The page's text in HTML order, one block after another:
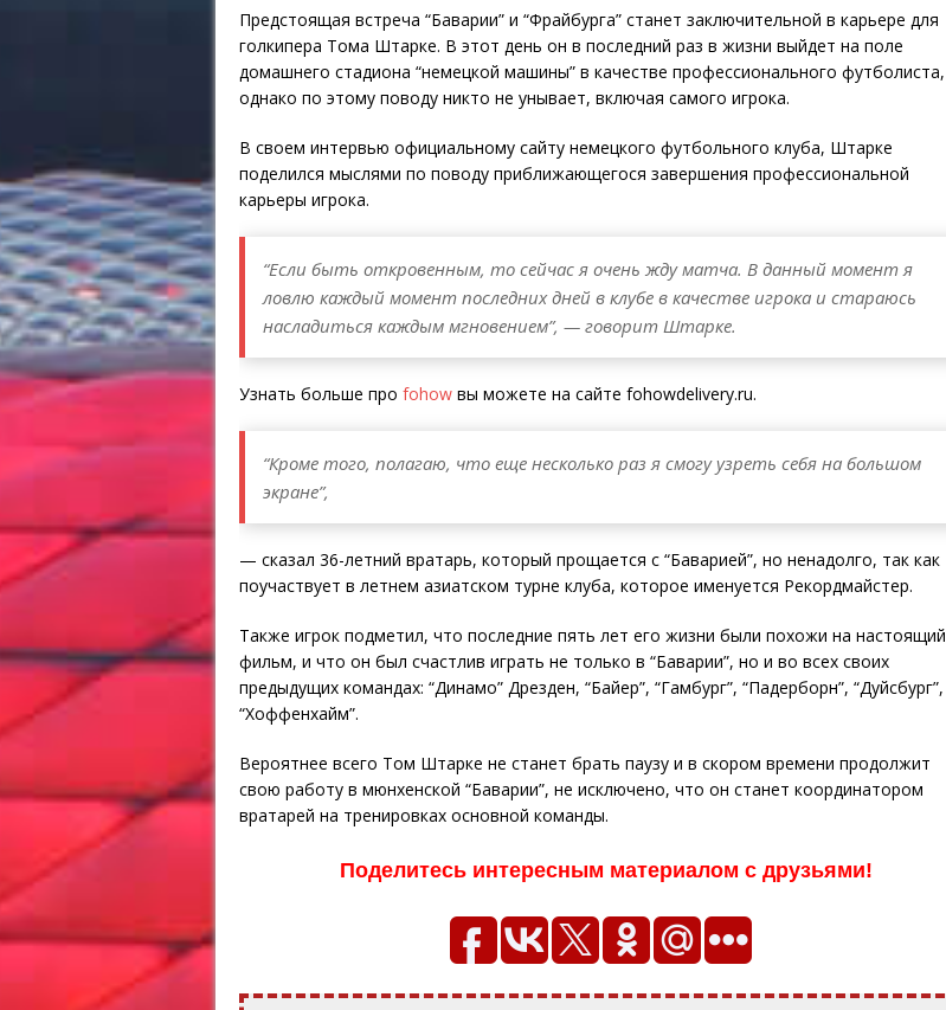
Предстоящая встреча “Баварии” и “Фрайбурга” станет заключительной в карьере для
голкипера Тома Штарке. В этот день он в последний раз в жизни выйдет на поле
домашнего стадиона “немецкой машины” в качестве профессионального футболиста,
однако по этому поводу никто не унывает, включая самого игрока.
В своем интервью официальному сайту немецкого футбольного клуба, Штарке
поделился мыслями по поводу приближающегося завершения профессиональной
карьеры игрока.
“Если быть откровенным, то сейчас я очень жду матча. В данный момент я
ловлю каждый момент последних дней в клубе в качестве игрока и стараюсь
насладиться каждым мгновением”, — говорит Штарке.
Узнать больше про fohow вы можете на сайте fohowdelivery.ru.
“Кроме того, полагаю, что еще несколько раз я смогу узреть себя на большом
экране”,
— сказал 36-летний вратарь, который прощается с “Баварией”, но ненадолго, так как
поучаствует в летнем азиатском турне клуба, которое именуется Рекордмайстер.
Также игрок подметил, что последние пять лет его жизни были похожи на настоящий
фильм, и что он был счастлив играть не только в “Баварии”, но и во всех своих
предыдущих командах: “Динамо” Дрезден, “Байер”, “Гамбург”, “Падерборн”, “Дуйсбург”,
“Хоффенхайм”.
Вероятнее всего Том Штарке не станет брать паузу и в скором времени продолжит
свою работу в мюнхенской “Баварии”, не исключено, что он станет координатором
вратарей на тренировках основной команды.
Поделитесь интересным материалом с друзьями!